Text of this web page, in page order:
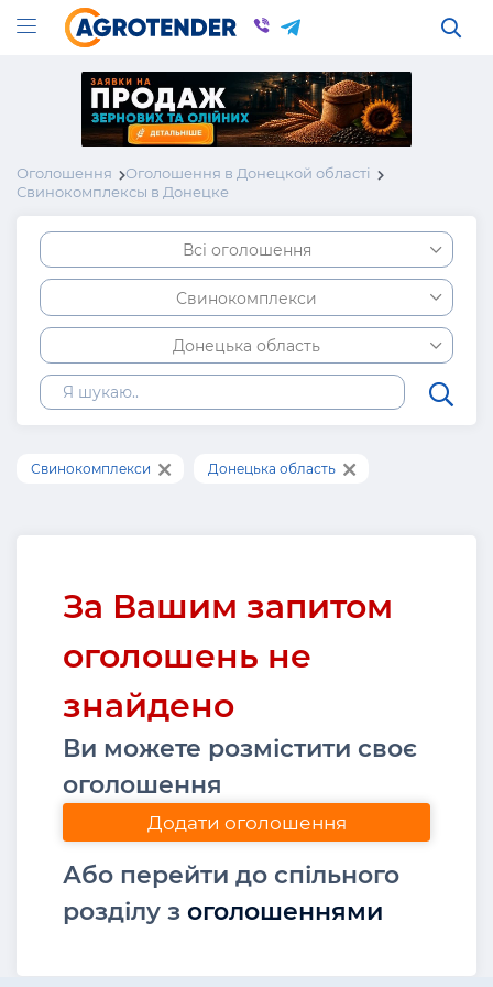
Оголошення
Оголошення в Донецкой області
Свинокомплексы в Донецке
Всі оголошення
Свинокомплекси
Донецька область
Свинокомплекси Донецька область
За Вашим запитом
оголошень не
знайдено
Ви можете розмістити своє
оголошення
Додати оголошення
Або перейти до спільного
розділу з оголошеннями